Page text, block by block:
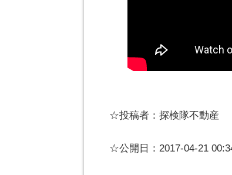
☆投稿者：探検隊不動産
☆公開日：2017-04-21